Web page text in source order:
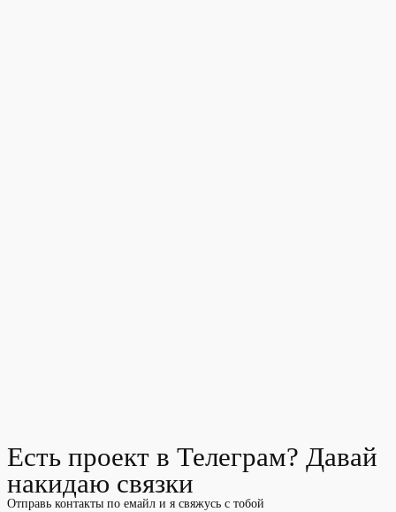
Есть проект в Телеграм? Давай
накидаю связки
Отправь контакты по емайл и я свяжусь с тобой